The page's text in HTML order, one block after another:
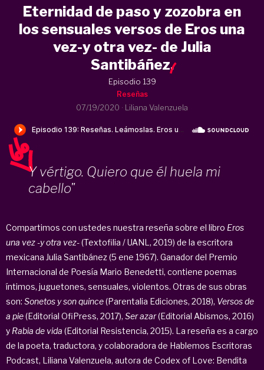
Eternidad de paso y zozobra en
los sensuales versos de Eros una
vez-y otra vez- de Julia
Santibáñez.
Episodio 139
Reseñas
07/19/2020 · Liliana Valenzuela
Y vértigo. Quiero que él huela mi
cabello"
Compartimos con ustedes nuestra reseña sobre el libro Eros
una vez -y otra vez-(Textofilia / UANL, 2019) de la escritora
mexicana Julia Santibánez (5 ene 1967). Ganador del Premio
Internacional de Poesía Mario Benedetti, contiene poemas
íntimos, juguetones, sensuales, violentos. Otras de sus obras
son: Sonetos y son quince(Parentalia Ediciones, 2018), Versos de
a pie(Editorial OfiPress, 2017), Ser azar(Editorial Abismos, 2016)
y Rabia de vida (Editorial Resistencia, 2015). La reseña es a cargo
de la poeta, traductora, y colaboradora de Hablemos Escritoras
Podcast, Liliana Valenzuela, autora de Codex of Love: Bendita